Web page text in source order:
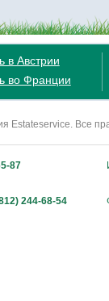
в Австрии
во Франции
Estateservice. Все
87
244-68-54